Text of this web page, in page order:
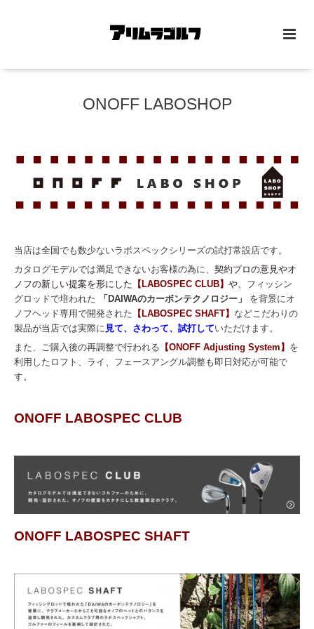
ONOFF LABOSHOP
当店は全国でも数少ないラボスペックシリーズの試打常設店です。
カタログモデルでは満足できないお客様の為に、 契約プロの意見やオ
ノフの新しい提案を形にした 【LABOSPEC CLUB】 や、 フィッシン
グロッドで培われた
「DAIWAのカーボンテクノロジー」 を背景にオ
ノフヘッド専用で開発された 【LABOSPEC SHAFT】 などこだわりの
製品が当店では実際に 見て、さわって、試打していただけます。
また、ご購入後の再調整で行われる 【ONOFF Adjusting System】 を
利用したロフト、ライ、フェースアングル調整も即日対応が可能で
す。
ONOFF LABOSPEC CLUB
ONOFF LABOSPEC SHAFT